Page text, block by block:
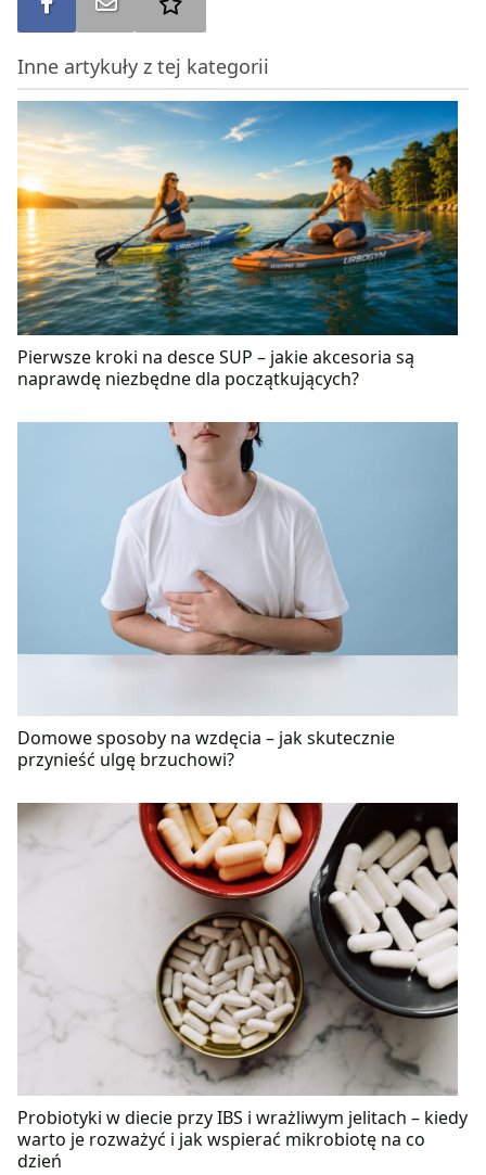
Udostępnij na FBWyślij na e-mail
Inne artykuły z tej kategorii
Pierwsze kroki na desce SUP – jakie akcesoria są
naprawdę niezbędne dla początkujących?
Domowe sposoby na wzdęcia – jak skutecznie
przynieść ulgę brzuchowi?
Probiotyki w diecie przy IBS i wrażliwym jelitach – kiedy
warto je rozważyć i jak wspierać mikrobiotę na co
dzień